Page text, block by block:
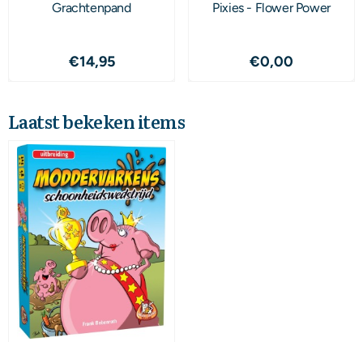
Grachtenpand
Prijs: 14,95
€14,95
Pixies - Flower Power
Prijs: 0,00
€0,00
Laatst bekeken items